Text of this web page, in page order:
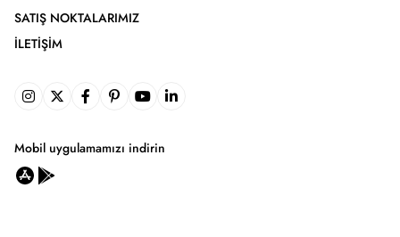
SATIŞ NOKTALARIMIZ
İLETIŞIM
Mobil uygulamamızı indirin